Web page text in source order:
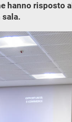
hanno risposto